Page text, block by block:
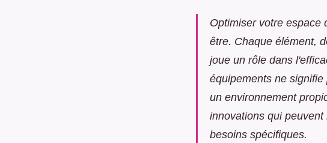
Optimiser votre espace
être. Chaque élément,
joue un rôle dans
équipements ne
un environnement
innovations qui
besoins spécifiques.